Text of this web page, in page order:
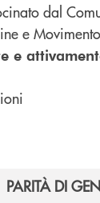
dal
e
e
PARITÀ DI